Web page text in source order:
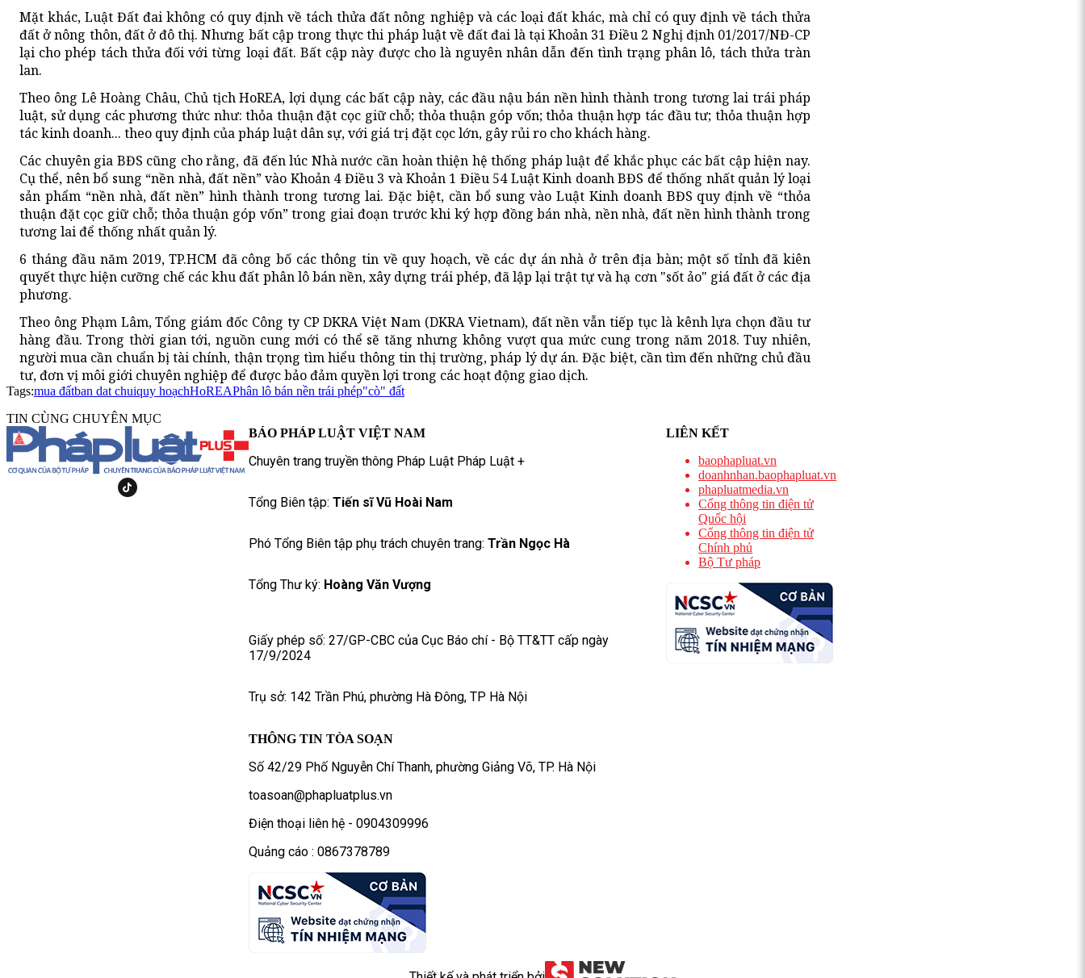
Mặt khác, Luật Đất đai không có quy định về tách thửa đất nông nghiệp và các loại đất khác, mà chỉ có quy định về tách thửa
đất ở nông thôn, đất ở đô thị. Nhưng bất cập trong thực thi pháp luật về đất đai là tại Khoản 31 Điều 2 Nghị định 01/2017/NĐ-CP
lại cho phép tách thửa đối với từng loại đất. Bất cập này được cho là nguyên nhân dẫn đến tình trạng phân lô, tách thửa tràn
lan.
Theo ông Lê Hoàng Châu, Chủ tịch HoREA, lợi dụng các bất cập này, các đầu nậu bán nền hình thành trong tương lai trái pháp
luật, sử dụng các phương thức như: thỏa thuận đặt cọc giữ chỗ; thỏa thuận góp vốn; thỏa thuận hợp tác đầu tư; thỏa thuận hợp
tác kinh doanh... theo quy định của pháp luật dân sự, với giá trị đặt cọc lớn, gây rủi ro cho khách hàng.
Các chuyên gia BĐS cũng cho rằng, đã đến lúc Nhà nước cần hoàn thiện hệ thống pháp luật để khắc phục các bất cập hiện nay.
Cụ thể, nên bổ sung “nền nhà, đất nền” vào Khoản 4 Điều 3 và Khoản 1 Điều 54 Luật Kinh doanh BĐS để thống nhất quản lý loại
sản phẩm “nền nhà, đất nền” hình thành trong tương lai. Đặc biệt, cần bổ sung vào Luật Kinh doanh BĐS quy định về “thỏa
thuận đặt cọc giữ chỗ; thỏa thuận góp vốn” trong giai đoạn trước khi ký hợp đồng bán nhà, nền nhà, đất nền hình thành trong
tương lai để thống nhất quản lý.
6 tháng đầu năm 2019, TP.HCM đã công bố các thông tin về quy hoạch, về các dự án nhà ở trên địa bàn; một số tỉnh đã kiên
quyết thực hiện cưỡng chế các khu đất phân lô bán nền, xây dựng trái phép, đã lập lại trật tự và hạ cơn "sốt ảo" giá đất ở các địa
phương.
Theo ông Phạm Lâm, Tổng giám đốc Công ty CP DKRA Việt Nam (DKRA Vietnam), đất nền vẫn tiếp tục là kênh lựa chọn đầu tư
hàng đầu. Trong thời gian tới, nguồn cung mới có thể sẽ tăng nhưng không vượt qua mức cung trong năm 2018. Tuy nhiên,
người mua cần chuẩn bị tài chính, thận trọng tìm hiểu thông tin thị trường, pháp lý dự án. Đặc biệt, cần tìm đến những chủ đầu
tư, đơn vị môi giới chuyên nghiệp để được bảo đảm quyền lợi trong các hoạt động giao dịch.
Tags:mua đấtban dat chuiquy hoạchHoREAPhân lô bán nền trái phép"cò" đất
TIN CÙNG CHUYÊN MỤC
BÁO PHÁP LUẬT VIỆT NAM
Chuyên trang truyền thông Pháp Luật Pháp Luật +
Tổng Biên tập: Tiến sĩ Vũ Hoài Nam
Phó Tổng Biên tập phụ trách chuyên trang: Trần Ngọc Hà
Tổng Thư ký: Hoàng Văn Vượng
Giấy phép số: 27/GP-CBC của Cục Báo chí - Bộ TT&TT cấp ngày
17/9/2024
Trụ sở: 142 Trần Phú, phường Hà Đông, TP Hà Nội
THÔNG TIN TÒA SOẠN
Số 42/29 Phố Nguyễn Chí Thanh, phường Giảng Võ, TP. Hà Nội
toasoan@phapluatplus.vn
Điện thoại liên hệ - 0904309996
Quảng cáo : 0867378789
LIÊN KẾT
baophapluat.vn
doanhnhan.baophapluat.vn
phapluatmedia.vn
Cổng thông tin điện tử
Quốc hội
Cổng thông tin điện tử
Chính phủ
Bộ Tư pháp